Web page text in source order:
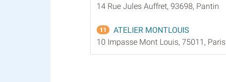
14 Rue Jules Auffret, 93698, Pantin
11
ATELIER MONTLOUIS
10 Impasse Mont Louis, 75011, Paris